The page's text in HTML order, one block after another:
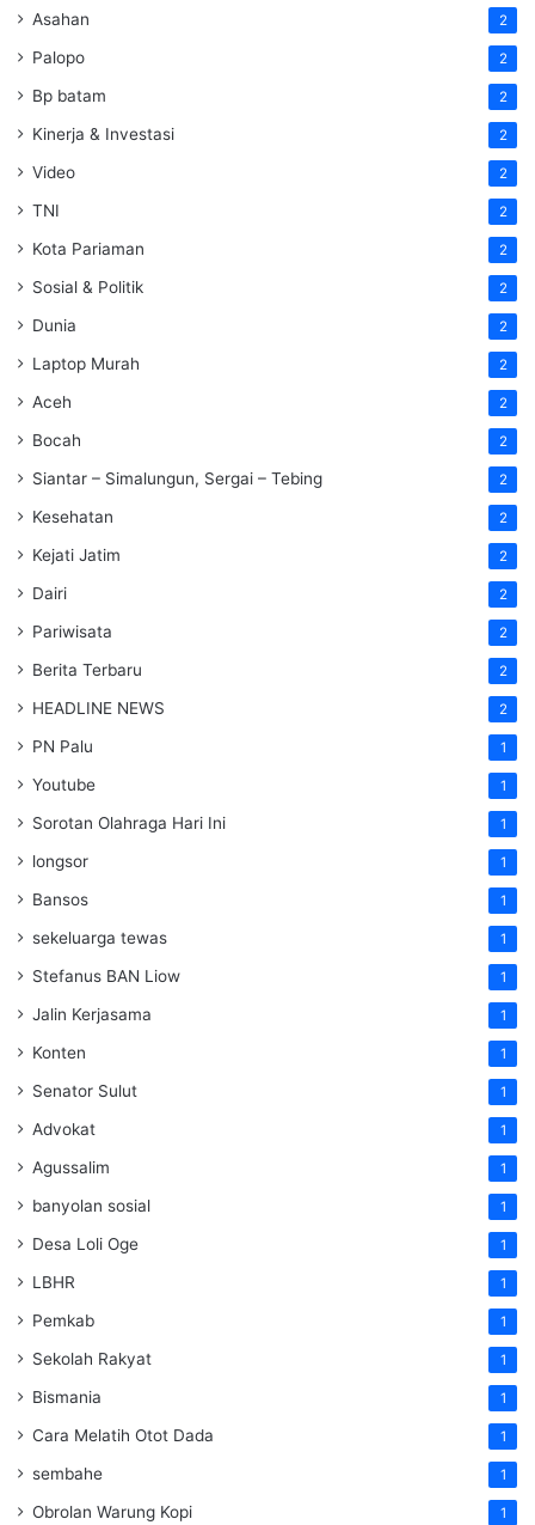
Asahan 2
Palopo 2
Bp batam 2
Kinerja & Investasi 2
Video 2
TNI 2
Kota Pariaman 2
Sosial & Politik 2
Dunia 2
Laptop Murah 2
Aceh 2
Bocah 2
Siantar – Simalungun, Sergai – Tebing 2
Kesehatan 2
Kejati Jatim 2
Dairi 2
Pariwisata 2
Berita Terbaru 2
HEADLINE NEWS 2
PN Palu 1
Youtube 1
Sorotan Olahraga Hari Ini 1
longsor 1
Bansos 1
sekeluarga tewas 1
Stefanus BAN Liow 1
Jalin Kerjasama 1
Konten 1
Senator Sulut 1
Advokat 1
Agussalim 1
banyolan sosial 1
Desa Loli Oge 1
LBHR 1
Pemkab 1
Sekolah Rakyat 1
Bismania 1
Cara Melatih Otot Dada 1
sembahe 1
Obrolan Warung Kopi 1